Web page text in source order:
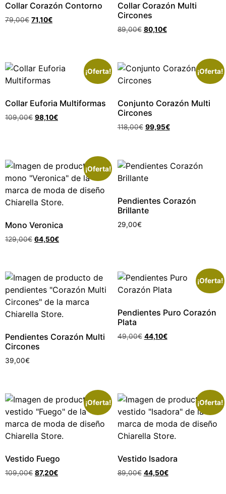
Collar Corazón Contorno
79,00€ 71,10€
Collar Corazón Multi
Circones
89,00€ 80,10€
¡Oferta!
Collar Euforia Multiformas
109,00€ 98,10€
¡Oferta!
Conjunto Corazón Multi
Circones
118,00€ 99,95€
¡Oferta!
Mono Veronica
129,00€ 64,50€
Pendientes Corazón
Brillante
29,00€
Pendientes Corazón Multi
Circones
39,00€
¡Oferta!
Pendientes Puro Corazón
Plata
49,00€ 44,10€
¡Oferta!
Vestido Fuego
109,00€ 87,20€
¡Oferta!
Vestido Isadora
89,00€ 44,50€